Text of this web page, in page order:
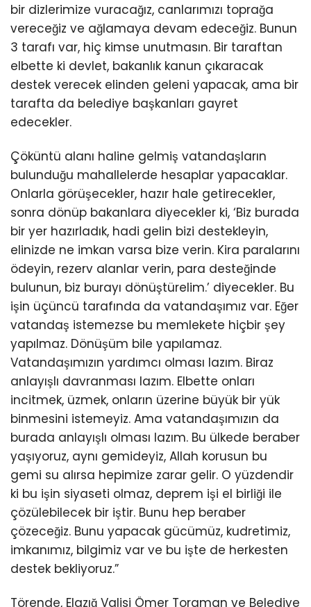
bir dizlerimize vuracağız, canlarımızı toprağa
vereceğiz ve ağlamaya devam edeceğiz. Bunun
3 tarafı var, hiç kimse unutmasın. Bir taraftan
elbette ki devlet, bakanlık kanun çıkaracak
destek verecek elinden geleni yapacak, ama bir
tarafta da belediye başkanları gayret
edecekler.
Çöküntü alanı haline gelmiş vatandaşların
bulunduğu mahallelerde hesaplar yapacaklar.
Onlarla görüşecekler, hazır hale getirecekler,
sonra dönüp bakanlara diyecekler ki, ‘Biz burada
bir yer hazırladık, hadi gelin bizi destekleyin,
elinizde ne imkan varsa bize verin. Kira paralarını
ödeyin, rezerv alanlar verin, para desteğinde
bulunun, biz burayı dönüştürelim.’ diyecekler. Bu
işin üçüncü tarafında da vatandaşımız var. Eğer
vatandaş istemezse bu memlekete hiçbir şey
yapılmaz. Dönüşüm bile yapılamaz.
Vatandaşımızın yardımcı olması lazım. Biraz
anlayışlı davranması lazım. Elbette onları
incitmek, üzmek, onların üzerine büyük bir yük
binmesini istemeyiz. Ama vatandaşımızın da
burada anlayışlı olması lazım. Bu ülkede beraber
yaşıyoruz, aynı gemideyiz, Allah korusun bu
gemi su alırsa hepimize zarar gelir. O yüzdendir
ki bu işin siyaseti olmaz, deprem işi el birliği ile
çözülebilecek bir iştir. Bunu hep beraber
çözeceğiz. Bunu yapacak gücümüz, kudretimiz,
imkanımız, bilgimiz var ve bu işte de herkesten
destek bekliyoruz.”
Törende, Elazığ Valisi Ömer Toraman ve Belediye